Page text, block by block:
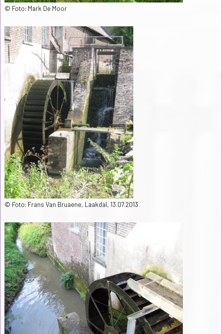
© Foto: Mark De Moor
© Foto: Frans Van Bruaene, Laakdal, 13.07.2013